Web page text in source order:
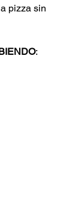
pizza sin
: